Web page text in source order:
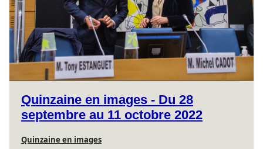
Quinzaine en images - Du 28
septembre au 11 octobre 2022
Quinzaine en images